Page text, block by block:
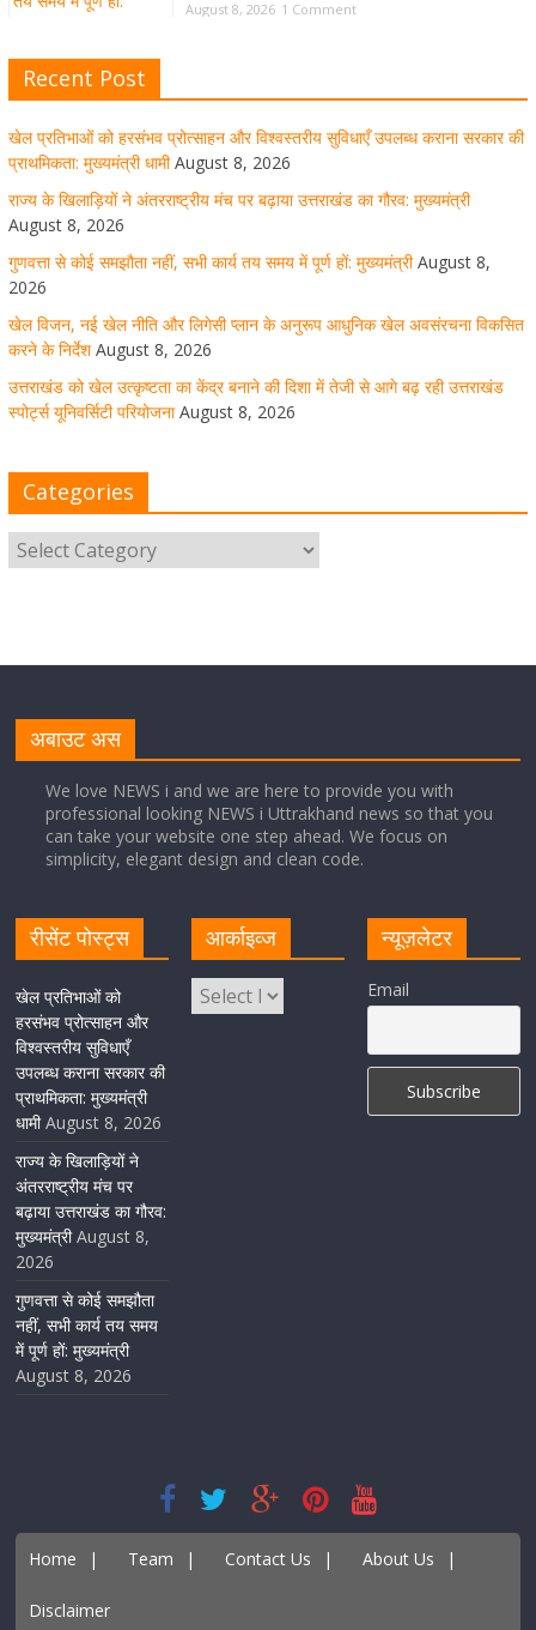
August 8, 2026 1 Comment
अवसंरचना विकसित करने के निर्देश
August 8, 2026 1 Comment
उत्तराखंड को खेल उत्कृष्टता का केंद्र बनाने की दिशा में तेजी से आगे
बढ़ रही उत्तराखंड स्पोर्ट्स यूनिवर्सिटी परियोजना
August 8, 2026 1 Comment
मुख्य सचिव ने कहा- कौशल विकास से संबंधित सभी विभाग एक
Cabinet Baithak: उत्तराखंड में श्रमिकों को हर महीने 7 तारीख
तक मिलेगी मजदूरी, ओवरटाइम पर मिलेगा दोगुना भुगतान
केंद्रीय रेल मंत्री ने मुख्यमंत्री के अनुरोध पर बनबसा रेलवे स्टेशन पर
अमृतसर–टनकपुर एक्सप्रेस के ठहराव को स्वीकृति
Recent Post
खेल प्रतिभाओं को हरसंभव प्रोत्साहन और विश्वस्तरीय सुविधाएँ उपलब्ध कराना सरकार की
प्राथमिकता: मुख्यमंत्री धामी August 8, 2026
राज्य के खिलाड़ियों ने अंतरराष्ट्रीय मंच पर बढ़ाया उत्तराखंड का गौरव: मुख्यमंत्री
August 8, 2026
गुणवत्ता से कोई समझौता नहीं, सभी कार्य तय समय में पूर्ण हों: मुख्यमंत्री August 8,
2026
खेल विजन, नई खेल नीति और लिगेसी प्लान के अनुरूप आधुनिक खेल अवसंरचना विकसित
करने के निर्देश August 8, 2026
उत्तराखंड को खेल उत्कृष्टता का केंद्र बनाने की दिशा में तेजी से आगे बढ़ रही उत्तराखंड
स्पोर्ट्स यूनिवर्सिटी परियोजना August 8, 2026
Categories
अबाउट अस
We love NEWS i and we are here to provide you with
professional looking NEWS i Uttrakhand news so that you
can take your website one step ahead. We focus on
simplicity, elegant design and clean code.
रीसेंट पोस्ट्स
खेल प्रतिभाओं को
हरसंभव प्रोत्साहन और
विश्वस्तरीय सुविधाएँ
उपलब्ध कराना सरकार की
प्राथमिकता: मुख्यमंत्री
धामी August 8, 2026
राज्य के खिलाड़ियों ने
अंतरराष्ट्रीय मंच पर
बढ़ाया उत्तराखंड का गौरव:
मुख्यमंत्री August 8,
2026
गुणवत्ता से कोई समझौता
नहीं, सभी कार्य तय समय
में पूर्ण हों: मुख्यमंत्री
August 8, 2026
आर्काइव्ज न्यूज़लेटर
Email
Home | Team | Contact Us | About Us |
Disclaimer